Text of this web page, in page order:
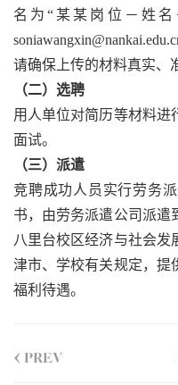
名为“某某岗位－姓名
请确保上传的材料真实、
（二）选聘
用人单位对简历等材料进
面试。
（三）派遣
竞聘成功人员实行劳务
书，由劳务派遣公司派遣
八里台校区经济与社会发
津市、学校有关规定，提
福利待遇。
< PREV